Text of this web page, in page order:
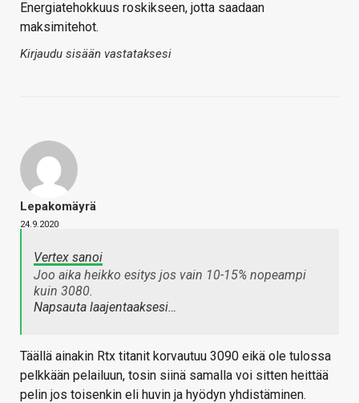
Energiatehokkuus roskikseen, jotta saadaan
maksimitehot.
Kirjaudu sisään vastataksesi
Lepakomäyrä
24.9.2020
Vertex sanoi
Joo aika heikko esitys jos vain 10-15% nopeampi
kuin 3080.
Napsauta laajentaaksesi…
Täällä ainakin Rtx titanit korvautuu 3090 eikä ole tulossa
pelkkään pelailuun, tosin siinä samalla voi sitten heittää
pelin jos toisenkin eli huvin ja hyödyn yhdistäminen.